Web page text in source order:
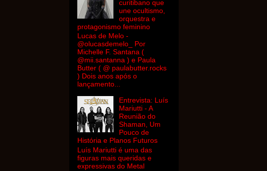
curitibano que
une ocultismo,
orquestra e
protagonismo feminino
Lucas de Melo -
@olucasdemelo_ Por
Michelle F. Santana (
@mii.santanna ) e Paula
Butter ( @ paulabutter.rocks
) Dois anos após o
lançamento...
Entrevista: Luís
Mariutti - A
Reunião do
Shaman, Um
Pouco de
História e Planos Futuros
Luís Mariutti é uma das
figuras mais queridas e
expressivas do Metal